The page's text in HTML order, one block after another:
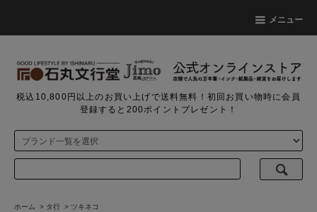
メニュー
税込10,800円以上のお買い上げで送料無料！初回お買い物時に会員
登録すると200ポイントプレゼント！
ホーム > タ行 > ツキネコ